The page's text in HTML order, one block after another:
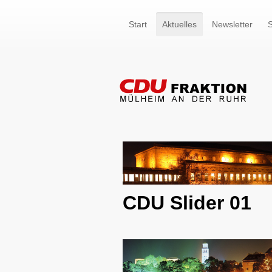
Start Aktuelles Newsletter
CDU Slider 01